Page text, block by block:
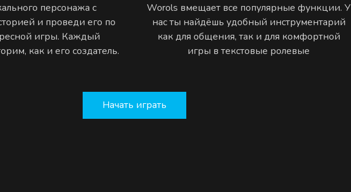
персонажа с
и проведи его по
игры. Каждый
как и его создатель.
Worols вмещает все популярные функции. У
нас ты найдёшь удобный инструментарий
как для общения, так и для комфортной
игры в текстовые ролевые
Начать играть